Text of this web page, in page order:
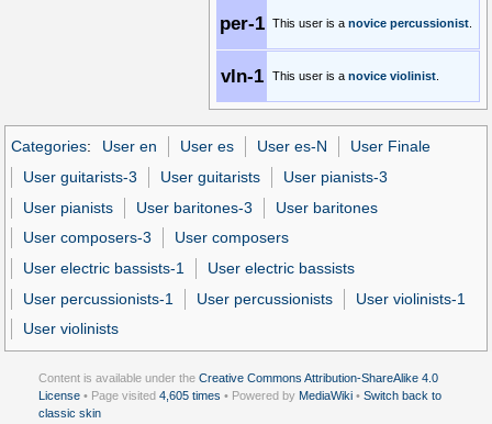
per-1 This user is anovice percussionist.
vln-1 This user is anovice violinist.
Categories: User en User es User es-N
User Finale
User guitarists-3
User guitarists
User pianists-3
User pianists
User baritones-3
User baritones
User composers-3
User composers
User electric bassists-1
User electric bassists
User percussionists-1
User percussionists
User violinists-1
User violinists
Content is available under the Creative Commons Attribution-ShareAlike 4.0
License • Page visited 4,605 times • Powered by MediaWiki • Switch back to
classic skin